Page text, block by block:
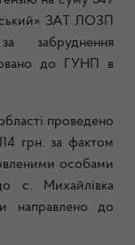
ЗАТ ЛОЗП
забруднення
до ГУНП в
проведено
грн. за фактом
особами
с. Михайлівка
направлено до